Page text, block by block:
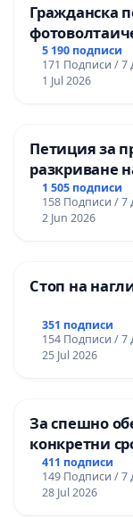
Гражданска
Радомир
5 190 подписи
171 Подписи / 7
1 Jul 2026
Петиция за
разкриване
1 505 подписи
158 Подписи / 7
2 Jun 2026
Стоп на
351 подписи
154 Подписи / 7
25 Jul 2026
За спешно
конкретни
цялостна
„Тракия“ -
411 подписи
149 Подписи / 7
28 Jul 2026